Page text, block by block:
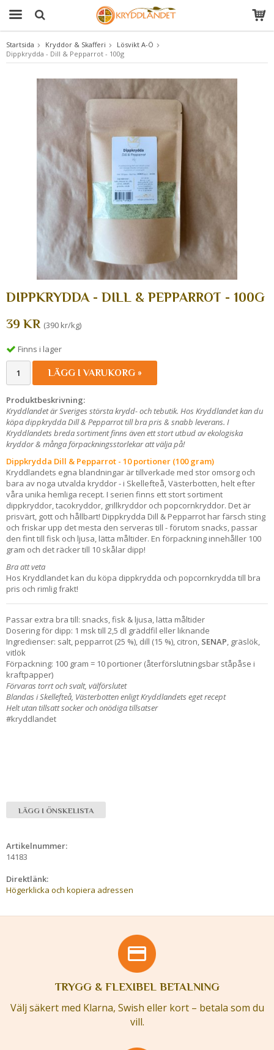
Produkten har blivit tillagd i varukorgen
Startsida Kryddor & Skafferi
Lösvikt A-Ö
Dippkrydda - Dill & Pepparrot - 100g
DIPPKRYDDA - DILL & PEPPARROT - 100G
39 KR (390 kr/kg)
Finns i lager
LÄGG I VARUKORG »
Produktbeskrivning:
Kryddlandet är Sveriges största krydd- och tebutik. Hos Kryddlandet kan du
köpa dippkrydda Dill & Pepparrot till bra pris & snabb leverans. I
Kryddlandets breda sortiment finns även ett stort utbud av ekologiska
kryddor & många förpackningsstorlekar att välja på!
Dippkrydda Dill & Pepparrot - 10 portioner (100 gram)
Kryddlandets egna blandningar är tillverkade med stor omsorg och
bara av noga utvalda kryddor - i Skellefteå, Västerbotten, helt efter
våra unika hemliga recept. I serien finns ett stort sortiment
dippkryddor, tacokryddor, grillkryddor och popcornkryddor. Det är
prisvärt, gott och hållbart! Dippkrydda Dill & Pepparrot har färsch sting
och friskar upp det mesta den serveras till - förutom snacks, passar
den fint till fisk och ljusa, lätta måltider. En förpackning innehåller 100
gram och det räcker till 10 skålar dipp!
Bra att veta
Hos Kryddlandet kan du köpa dippkrydda och popcornkrydda till bra
pris och rimlig frakt!
Passar extra bra till: snacks, fisk & ljusa, lätta måltider
Dosering för dipp: 1 msk till 2,5 dl gräddfil eller liknande
Ingredienser: salt, pepparrot (25 %), dill (15 %), citron, SENAP , gräslök,
vitlök
Förpackning: 100 gram = 10 portioner (återförslutningsbar ståpåse i
kraftpapper)
Förvaras torrt och svalt, välförslutet
Blandas i Skellefteå, Västerbotten enligt Kryddlandets eget recept
Helt utan tillsatt socker och onödiga tillsatser
#kryddlandet
LÄGG I ÖNSKELISTA
Artikelnummer:
14183
Direktlänk:
Högerklicka och kopiera adressen
TRYGG & FLEXIBEL BETALNING
Välj säkert med Klarna, Swish eller kort – betala som du
vill.